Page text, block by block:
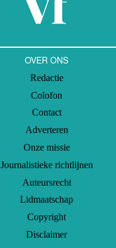
OVER ONS
Redactie
Colofon
Contact
Adverteren
Onze missie
Journalistieke richtlijnen
Auteursrecht
Lidmaatschap
Copyright
Disclaimer